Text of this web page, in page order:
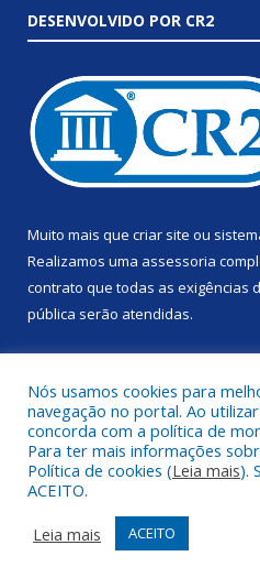
DESENVOLVIDO POR CR2
Muito mais que criar site ou
Realizamos uma assessoria
contrato que todas as exigências
pública serão atendidas.
Todos os direitos reservados a
Mapa do Site
Acessar Área
Acessar Webmail
Nós usamos cookies para
navegação no portal. Ao
concorda com a política de
Para ter mais informações
Política de cookies (Leia mais).
ACEITO.
Leia mais
ACEITO